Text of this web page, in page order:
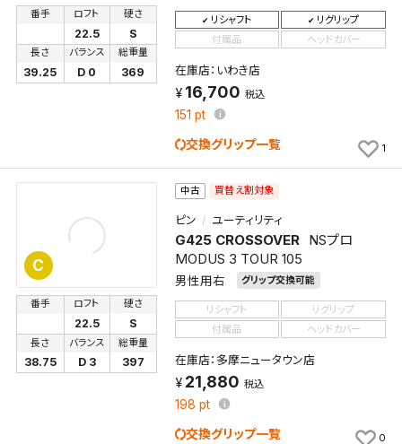
番手 ロフト
22.5
硬さ
S
長さ
39.25
バランス
D 0
総重量
369
リシャフト
リグリップ
付属品
ヘッドカバー
在庫店：いわき店
16,700 税込
151 pt
交換グリップ一覧 1
C
中古 買替え割対象
ピン ユーティリティ
G425 CROSSOVER
NSプロ
MODUS 3 TOUR 105
男性用右 グリップ交換可能
番手 ロフト
22.5
硬さ
S
長さ
38.75
バランス
D 3
総重量
397
リシャフト
リグリップ
付属品
ヘッドカバー
在庫店：多摩ニュータウン店
21,880 税込
198 pt
交換グリップ一覧 0